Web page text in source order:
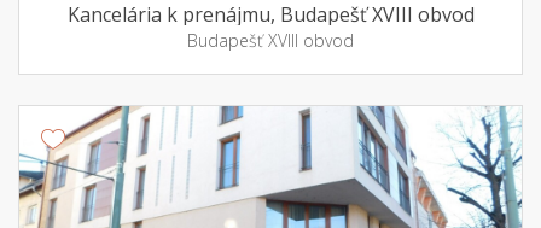
Kancelária k prenájmu, Budapešť XVIII obvod
Budapešť XVIII obvod